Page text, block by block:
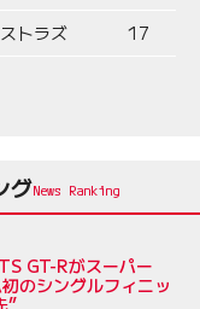
トラズ 17
グ
GT-Rがスーパー
のシングルフィニッ
”